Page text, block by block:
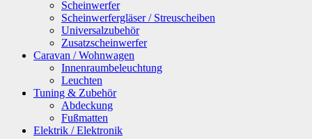
Scheinwerfer
Scheinwerfergläser / Streuscheiben
Universalzubehör
Zusatzscheinwerfer
Caravan / Wohnwagen
Innenraumbeleuchtung
Leuchten
Tuning & Zubehör
Abdeckung
Fußmatten
Elektrik / Elektronik